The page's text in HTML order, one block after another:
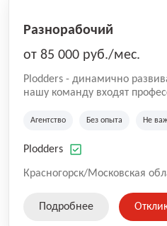
Разнорабочий
от 85 000 руб./мес.
Plodders - динамично
нашу команду входят
на рынке аутсорсинга, а
оказываемых услуг.
Агентство Без опыта Не
Plodders
Красногорск/Московская
Подробнее